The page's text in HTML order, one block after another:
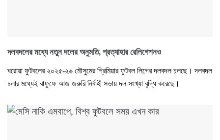
দলবদলের মধ্যে নতুন দলের অনুমতি, প্রত্যাহার রেলিগেশনও
ঘরোয়া ফুটবলের ২০২৫-২৬ মৌসুমের প্রিমিয়ার ফুটবল লিগের দলবদল চলছে। দলবদল
চলার মধ্যেই বাফুফে আজ জরুরি নির্বাহী সভায় দল সংখ্যা বৃদ্ধি করেছে।